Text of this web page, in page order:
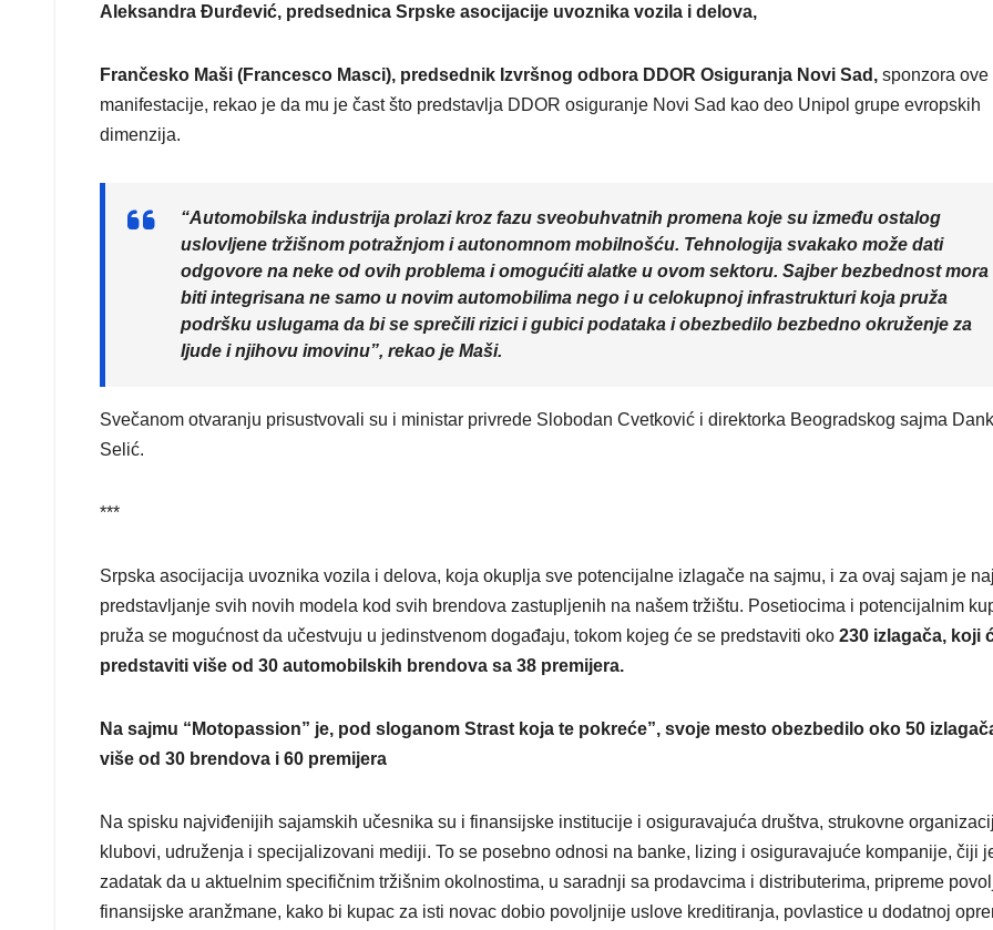
Aleksandra Đurđević, predsednica Srpske asocijacije uvoznika vozila i delova,
Frančesko Maši (Francesco Masci), predsednik Izvršnog odbora DDOR Osiguranja Novi Sad, sponzora ove
manifestacije, rekao je da mu je čast što predstavlja DDOR osiguranje Novi Sad kao deo Unipol grupe evropskih
dimenzija.
“Automobilska industrija prolazi kroz fazu sveobuhvatnih promena koje su između ostalog
uslovljene tržišnom potražnjom i autonomnom mobilnošću. Tehnologija svakako može dati
odgovore na neke od ovih problema i omogućiti alatke u ovom sektoru. Sajber bezbednost mora
biti integrisana ne samo u novim automobilima nego i u celokupnoj infrastrukturi koja pruža
podršku uslugama da bi se sprečili rizici i gubici podataka i obezbedilo bezbedno okruženje za
ljude i njihovu imovinu”, rekao je Maši.
Svečanom otvaranju prisustvovali su i ministar privrede Slobodan Cvetković i direktorka Beogradskog sajma
Selić.
***
Srpska asocijacija uvoznika vozila i delova, koja okuplja sve potencijalne izlagače na sajmu, i za ovaj sajam je
predstavljanje svih novih modela kod svih brendova zastupljenih na našem tržištu. Posetiocima i potencijalnim
pruža se mogućnost da učestvuju u jedinstvenom događaju, tokom kojeg će se predstaviti oko 230 izlagača, koji
predstaviti više od 30 automobilskih brendova sa 38 premijera.
Na sajmu “Motopassion” je, pod sloganom Strast koja te pokreće”, svoje mesto obezbedilo oko 50
više od 30 brendova i 60 premijera
Na spisku najviđenijih sajamskih učesnika su i finansijske institucije i osiguravajuća društva, strukovne
klubovi, udruženja i specijalizovani mediji. To se posebno odnosi na banke, lizing i osiguravajuće kompanije, čiji
zadatak da u aktuelnim specifičnim tržišnim okolnostima, u saradnji sa prodavcima i distributerima, pripreme
finansijske aranžmane, kako bi kupac za isti novac dobio povoljnije uslove kreditiranja, povlastice u dodatnoj